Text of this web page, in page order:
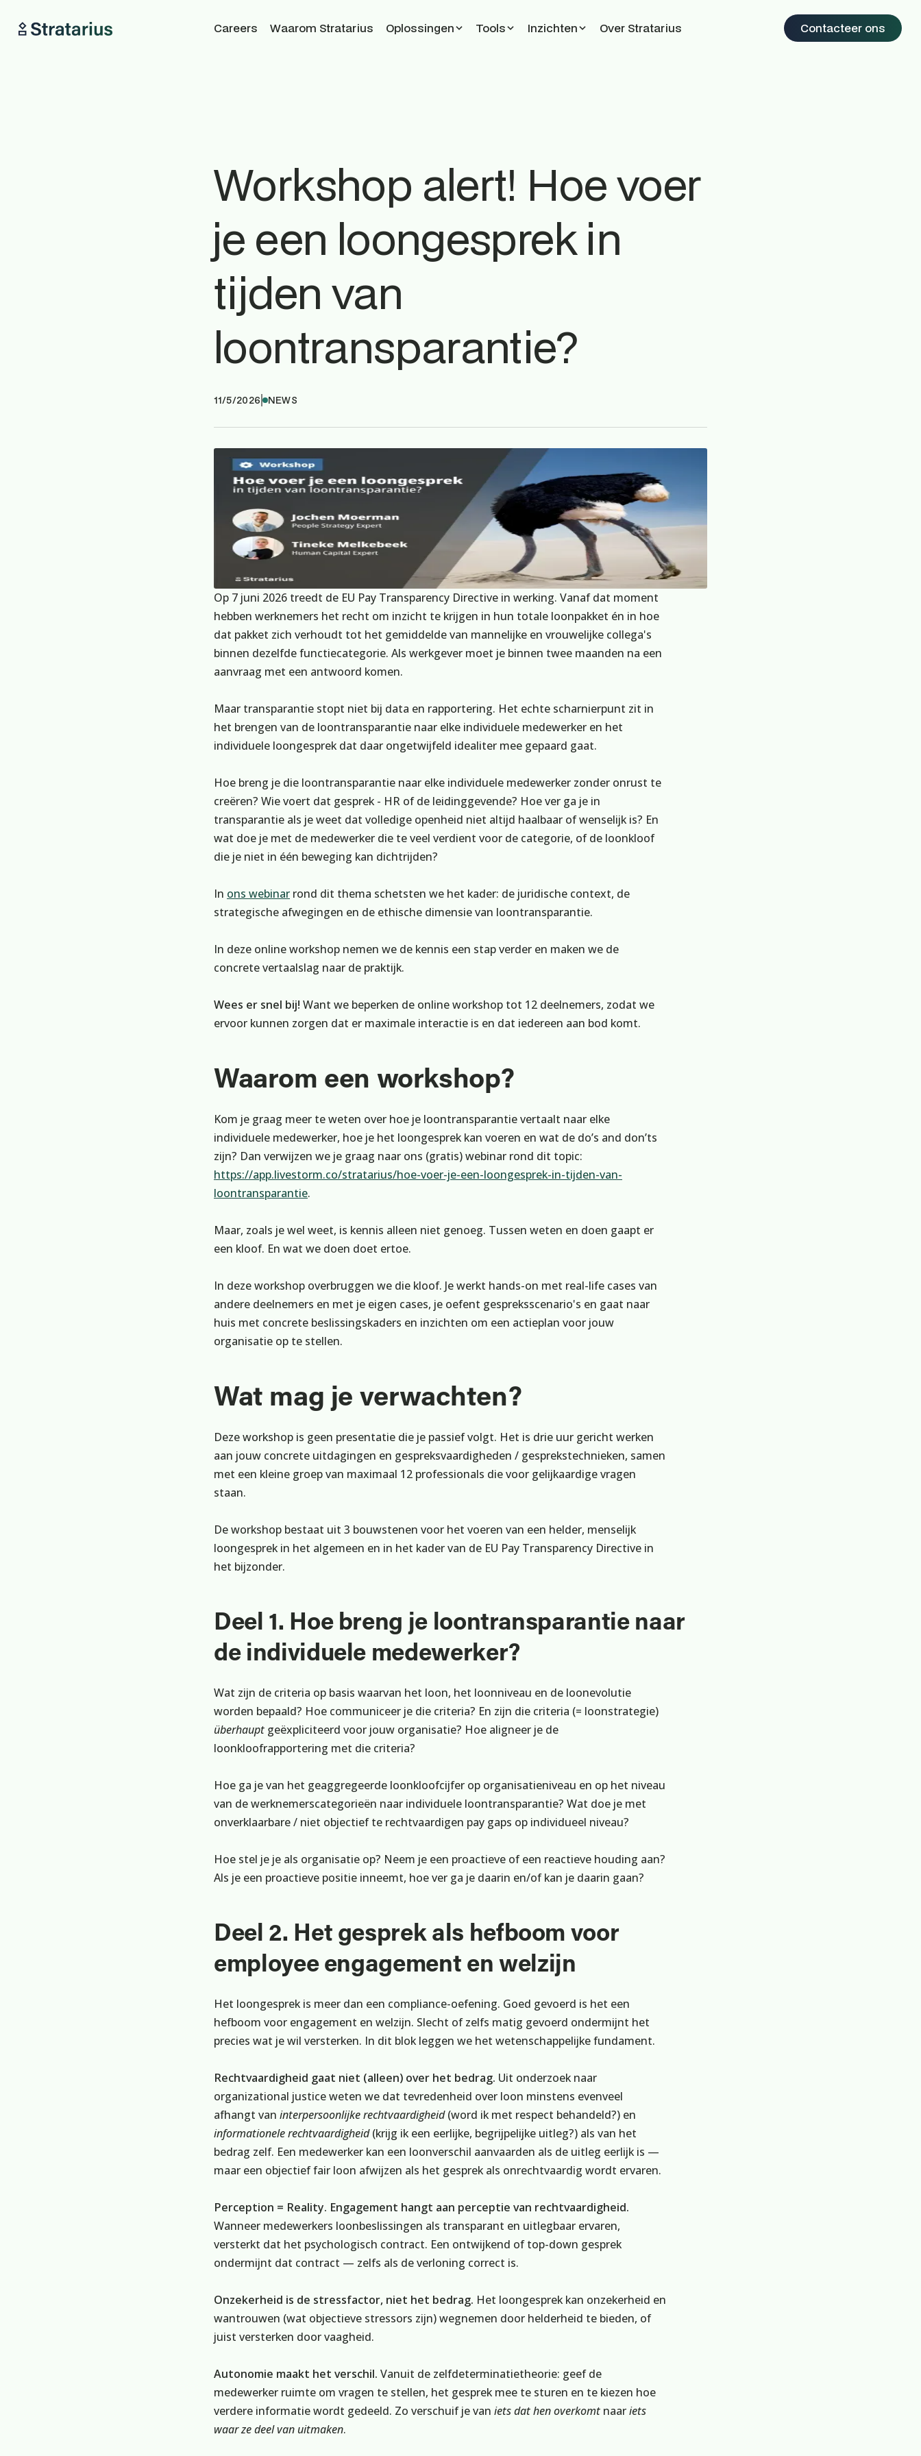
Careers Waarom Stratarius Oplossingen Tools Inzichten Over Stratarius Contacteer ons
Workshop alert! Hoe voer
je een loongesprek in
tijden van
loontransparantie?
11/5/2026 NEWS
Op 7 juni 2026 treedt de EU Pay Transparency Directive in werking. Vanaf dat moment
hebben werknemers het recht om inzicht te krijgen in hun totale loonpakket én in hoe
dat pakket zich verhoudt tot het gemiddelde van mannelijke en vrouwelijke collega's
binnen dezelfde functiecategorie. Als werkgever moet je binnen twee maanden na een
aanvraag met een antwoord komen.
Maar transparantie stopt niet bij data en rapportering. Het echte scharnierpunt zit in
het brengen van de loontransparantie naar elke individuele medewerker en het
individuele loongesprek dat daar ongetwijfeld idealiter mee gepaard gaat.
Hoe breng je die loontransparantie naar elke individuele medewerker zonder onrust te
creëren? Wie voert dat gesprek - HR of de leidinggevende? Hoe ver ga je in
transparantie als je weet dat volledige openheid niet altijd haalbaar of wenselijk is? En
wat doe je met de medewerker die te veel verdient voor de categorie, of de loonkloof
die je niet in één beweging kan dichtrijden?
In ons webinar rond dit thema schetsten we het kader: de juridische context, de
strategische afwegingen en de ethische dimensie van loontransparantie.
In deze online workshop nemen we de kennis een stap verder en maken we de
concrete vertaalslag naar de praktijk.
Wees er snel bij! Want we beperken de online workshop tot 12 deelnemers, zodat we
ervoor kunnen zorgen dat er maximale interactie is en dat iedereen aan bod komt.
Waarom een workshop?
Kom je graag meer te weten over hoe je loontransparantie vertaalt naar elke
individuele medewerker, hoe je het loongesprek kan voeren en wat de do’s and don’ts
zijn? Dan verwijzen we je graag naar ons (gratis) webinar rond dit topic:
https://app.livestorm.co/stratarius/hoe-voer-je-een-loongesprek-in-tijden-van-
loontransparantie.
Maar, zoals je wel weet, is kennis alleen niet genoeg. Tussen weten en doen gaapt er
een kloof. En wat we doen doet ertoe.
In deze workshop overbruggen we die kloof. Je werkt hands-on met real-life cases van
andere deelnemers en met je eigen cases, je oefent gespreksscenario's en gaat naar
huis met concrete beslissingskaders en inzichten om een actieplan voor jouw
organisatie op te stellen.
Wat mag je verwachten?
Deze workshop is geen presentatie die je passief volgt. Het is drie uur gericht werken
aan jouw concrete uitdagingen en gespreksvaardigheden / gesprekstechnieken, samen
met een kleine groep van maximaal 12 professionals die voor gelijkaardige vragen
staan.
De workshop bestaat uit 3 bouwstenen voor het voeren van een helder, menselijk
loongesprek in het algemeen en in het kader van de EU Pay Transparency Directive in
het bijzonder.
Deel 1. Hoe breng je loontransparantie naar
de individuele medewerker?
Wat zijn de criteria op basis waarvan het loon, het loonniveau en de loonevolutie
worden bepaald? Hoe communiceer je die criteria? En zijn die criteria (= loonstrategie)
überhaupt geëxpliciteerd voor jouw organisatie? Hoe aligneer je de
loonkloofrapportering met die criteria?
Hoe ga je van het geaggregeerde loonkloofcijfer op organisatieniveau en op het niveau
van de werknemerscategorieën naar individuele loontransparantie? Wat doe je met
onverklaarbare / niet objectief te rechtvaardigen pay gaps op individueel niveau?
Hoe stel je je als organisatie op? Neem je een proactieve of een reactieve houding aan?
Als je een proactieve positie inneemt, hoe ver ga je daarin en/of kan je daarin gaan?
Deel 2. Het gesprek als hefboom voor
employee engagement en welzijn
Het loongesprek is meer dan een compliance-oefening. Goed gevoerd is het een
hefboom voor engagement en welzijn. Slecht of zelfs matig gevoerd ondermijnt het
precies wat je wil versterken. In dit blok leggen we het wetenschappelijke fundament.
Rechtvaardigheid gaat niet (alleen) over het bedrag. Uit onderzoek naar
organizational justice weten we dat tevredenheid over loon minstens evenveel
afhangt van interpersoonlijke rechtvaardigheid(word ik met respect behandeld?) en
informationele rechtvaardigheid(krijg ik een eerlijke, begrijpelijke uitleg?) als van het
bedrag zelf. Een medewerker kan een loonverschil aanvaarden als de uitleg eerlijk is —
maar een objectief fair loon afwijzen als het gesprek als onrechtvaardig wordt ervaren.
Perception = Reality. Engagement hangt aan perceptie van rechtvaardigheid.
Wanneer medewerkers loonbeslissingen als transparant en uitlegbaar ervaren,
versterkt dat het psychologisch contract. Een ontwijkend of top-down gesprek
ondermijnt dat contract — zelfs als de verloning correct is.
Onzekerheid is de stressfactor, niet het bedrag. Het loongesprek kan onzekerheid en
wantrouwen (wat objectieve stressors zijn) wegnemen door helderheid te bieden, of
juist versterken door vaagheid.
Autonomie maakt het verschil. Vanuit de zelfdeterminatietheorie: geef de
medewerker ruimte om vragen te stellen, het gesprek mee te sturen en te kiezen hoe
verdere informatie wordt gedeeld. Zo verschuif je van iets dat hen overkomt naariets
waar ze deel van uitmaken.